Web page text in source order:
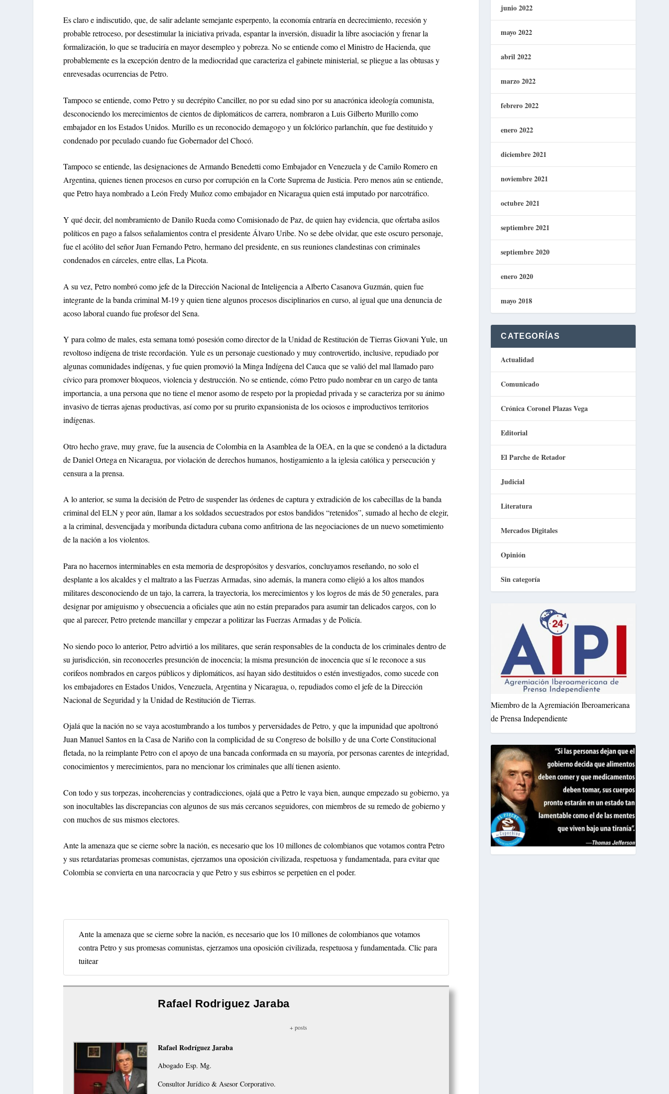
Es claro e indiscutido, que, de salir adelante semejante esperpento, la economía entraría en decrecimiento, recesión y
probable retroceso, por desestimular la iniciativa privada, espantar la inversión, disuadir la libre asociación y frenar la
formalización, lo que se traduciría en mayor desempleo y pobreza. No se entiende como el Ministro de Hacienda, que
probablemente es la excepción dentro de la mediocridad que caracteriza el gabinete ministerial, se pliegue a las obtusas y
enrevesadas ocurrencias de Petro.
Tampoco se entiende, como Petro y su decrépito Canciller, no por su edad sino por su anacrónica ideología comunista,
desconociendo los merecimientos de cientos de diplomáticos de carrera, nombraron a Luis Gilberto Murillo como
embajador en los Estados Unidos. Murillo es un reconocido demagogo y un folclórico parlanchín, que fue destituido y
condenado por peculado cuando fue Gobernador del Chocó.
Tampoco se entiende, las designaciones de Armando Benedetti como Embajador en Venezuela y de Camilo Romero en
Argentina, quienes tienen procesos en curso por corrupción en la Corte Suprema de Justicia. Pero menos aún se entiende,
que Petro haya nombrado a León Fredy Muñoz como embajador en Nicaragua quien está imputado por narcotráfico.
Y qué decir, del nombramiento de Danilo Rueda como Comisionado de Paz, de quien hay evidencia, que ofertaba asilos
políticos en pago a falsos señalamientos contra el presidente Álvaro Uribe. No se debe olvidar, que este oscuro personaje,
fue el acólito del señor Juan Fernando Petro, hermano del presidente, en sus reuniones clandestinas con criminales
condenados en cárceles, entre ellas, La Picota.
A su vez, Petro nombró como jefe de la Dirección Nacional de Inteligencia a Alberto Casanova Guzmán, quien fue
integrante de la banda criminal M-19 y quien tiene algunos procesos disciplinarios en curso, al igual que una denuncia de
acoso laboral cuando fue profesor del Sena.
Y para colmo de males, esta semana tomó posesión como director de la Unidad de Restitución de Tierras Giovani Yule, un
revoltoso indígena de triste recordación. Yule es un personaje cuestionado y muy controvertido, inclusive, repudiado por
algunas comunidades indígenas, y fue quien promovió la Minga Indígena del Cauca que se valió del mal llamado paro
cívico para promover bloqueos, violencia y destrucción. No se entiende, cómo Petro pudo nombrar en un cargo de tanta
importancia, a una persona que no tiene el menor asomo de respeto por la propiedad privada y se caracteriza por su ánimo
invasivo de tierras ajenas productivas, así como por su prurito expansionista de los ociosos e improductivos territorios
indígenas.
Otro hecho grave, muy grave, fue la ausencia de Colombia en la Asamblea de la OEA, en la que se condenó a la dictadura
de Daniel Ortega en Nicaragua, por violación de derechos humanos, hostigamiento a la iglesia católica y persecución y
censura a la prensa.
A lo anterior, se suma la decisión de Petro de suspender las órdenes de captura y extradición de los cabecillas de la banda
criminal del ELN y peor aún, llamar a los soldados secuestrados por estos bandidos “retenidos”, sumado al hecho de elegir,
a la criminal, desvencijada y moribunda dictadura cubana como anfitriona de las negociaciones de un nuevo sometimiento
de la nación a los violentos.
Para no hacernos interminables en esta memoria de despropósitos y desvaríos, concluyamos reseñando, no solo el
desplante a los alcaldes y el maltrato a las Fuerzas Armadas, sino además, la manera como eligió a los altos mandos
militares desconociendo de un tajo, la carrera, la trayectoria, los merecimientos y los logros de más de 50 generales, para
designar por amiguismo y obsecuencia a oficiales que aún no están preparados para asumir tan delicados cargos, con lo
que al parecer, Petro pretende mancillar y empezar a politizar las Fuerzas Armadas y de Policía.
No siendo poco lo anterior, Petro advirtió a los militares, que serán responsables de la conducta de los criminales dentro de
su jurisdicción, sin reconocerles presunción de inocencia; la misma presunción de inocencia que sí le reconoce a sus
corifeos nombrados en cargos públicos y diplomáticos, así hayan sido destituidos o estén investigados, como sucede con
los embajadores en Estados Unidos, Venezuela, Argentina y Nicaragua, o, repudiados como el jefe de la Dirección
Nacional de Seguridad y la Unidad de Restitución de Tierras.
Ojalá que la nación no se vaya acostumbrando a los tumbos y perversidades de Petro, y que la impunidad que apoltronó
Juan Manuel Santos en la Casa de Nariño con la complicidad de su Congreso de bolsillo y de una Corte Constitucional
fletada, no la reimplante Petro con el apoyo de una bancada conformada en su mayoría, por personas carentes de integridad,
conocimientos y merecimientos, para no mencionar los criminales que allí tienen asiento.
Con todo y sus torpezas, incoherencias y contradicciones, ojalá que a Petro le vaya bien, aunque empezado su gobierno, ya
son inocultables las discrepancias con algunos de sus más cercanos seguidores, con miembros de su remedo de gobierno y
con muchos de sus mismos electores.
Ante la amenaza que se cierne sobre la nación, es necesario que los 10 millones de colombianos que votamos contra Petro
y sus retardatarias promesas comunistas, ejerzamos una oposición civilizada, respetuosa y fundamentada, para evitar que
Colombia se convierta en una narcocracia y que Petro y sus esbirros se perpetúen en el poder.
Ante la amenaza que se cierne sobre la nación, es necesario que los 10 millones de colombianos que votamos
contra Petro y sus promesas comunistas, ejerzamos una oposición civilizada, respetuosa y fundamentada. Clic para
tuitear
Rafael Rodriguez Jaraba
+ posts
Rafael Rodríguez Jaraba
Abogado Esp. Mg.
Consultor Jurídico & Asesor Corporativo.
junio 2022
mayo 2022
abril 2022
marzo 2022
febrero 2022
enero 2022
diciembre 2021
noviembre 2021
octubre 2021
septiembre 2021
septiembre 2020
enero 2020
mayo 2018
CATEGORÍAS
Actualidad
Comunicado
Crónica Coronel Plazas Vega
Editorial
El Parche de Retador
Judicial
Literatura
Mercados Digitales
Opinión
Sin categoría
Miembro de la Agremiación Iberoamericana
de Prensa Independiente